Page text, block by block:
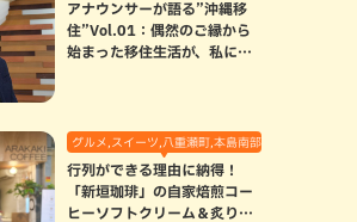
アナウンサーが語る”沖縄移
住”Vol.01：偶然のご縁から
始まった移住生活が、私にと
グルメ,スイーツ,八重瀬町,本島南部
行列ができる理由に納得！
「新垣珈琲」の自家焙煎コー
ヒーソフトクリーム＆炙りマ